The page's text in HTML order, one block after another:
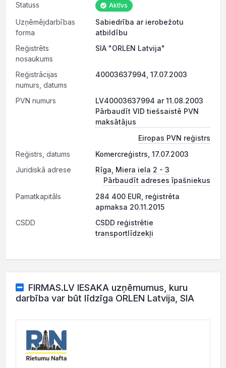
Statuss Aktīvs
Uzņēmējdarbības
forma
Sabiedrība ar ierobežotu
atbildību
Reģistrēts
nosaukums
SIA "ORLEN Latvija"
Reģistrācijas
numurs, datums
40003637994, 17.07.2003
PVN numurs
LV40003637994 ar 11.08.2003
Pārbaudīt VID tiešsaistē PVN
maksātājus
Eiropas PVN reģistrs
Reģistrs, datums
Komercreģistrs, 17.07.2003
Juridiskā adrese
Rīga, Miera iela 2 - 3
Pārbaudīt adreses īpašniekus
Pamatkapitāls
284 400 EUR, reģistrēta
apmaksa 20.11.2015
CSDD
CSDD reģistrētie
transportlīdzekļi
FIRMAS.LV IESAKA uzņēmumus, kuru
darbība var būt līdzīga ORLEN Latvija, SIA